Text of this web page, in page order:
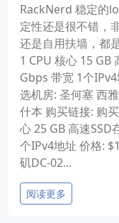
RackNerd 稳定的
定性还是很不错，
还是自用扶墙，都
1 CPU 核心 15 GB
Gbps 带宽 1个
选机房: 圣何塞 西
什本 购买链接: 购
心 25 GB 高速SSD
个IPv4地址 价格:
矶DC-02...
阅读更多